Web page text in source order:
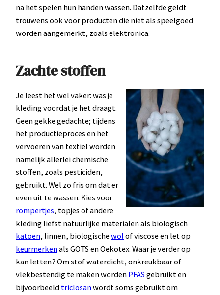
na het spelen hun handen wassen. Datzelfde geldt
trouwens ook voor producten die niet als speelgoed
worden aangemerkt, zoals elektronica.
Zachte stoffen
Je leest het wel vaker: was je
kleding voordat je het draagt.
Geen gekke gedachte; tijdens
het productieproces en het
vervoeren van textiel worden
namelijk allerlei chemische
stoffen, zoals pesticiden,
gebruikt. Wel zo fris om dat er
even uit te wassen. Kies voor
rompertjes, topjes of andere
kleding liefst natuurlijke materialen als biologisch
katoen, linnen, biologische wol of viscose en let op
keurmerkenals GOTS en Oekotex. Waar je verder op
kan letten? Om stof waterdicht, onkreukbaar of
vlekbestendig te maken worden PFAS gebruikt en
bijvoorbeeld triclosanwordt soms gebruikt om